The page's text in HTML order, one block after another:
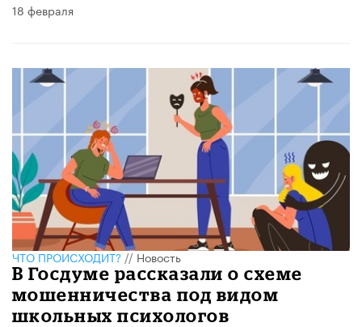
18 февраля
ЧТО ПРОИСХОДИТ?//Новость
В Госдуме рассказали о схеме
мошенничества под видом
школьных психологов